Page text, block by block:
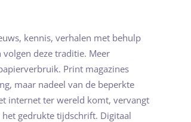
kennis, verhalen met behulp
deze traditie. Meer
Print magazines
maar nadeel van de beperkte
internet ter wereld komt, vervangt
gedrukte tijdschrift. Digitaal